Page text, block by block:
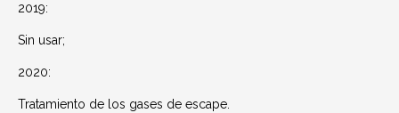
2019:
Sin usar;
2020:
Tratamiento de los gases de escape.